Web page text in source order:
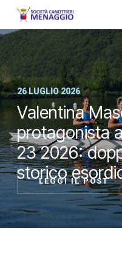
Skip
to
main
content
Valentina
protagonista
23 2026:
storico
26 LUGLIO 2026
LEGGI IL POST